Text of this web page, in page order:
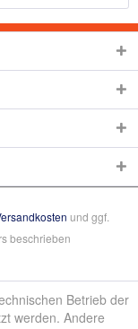
und ggf.
beschrieben
Betrieb der
werden. Andere